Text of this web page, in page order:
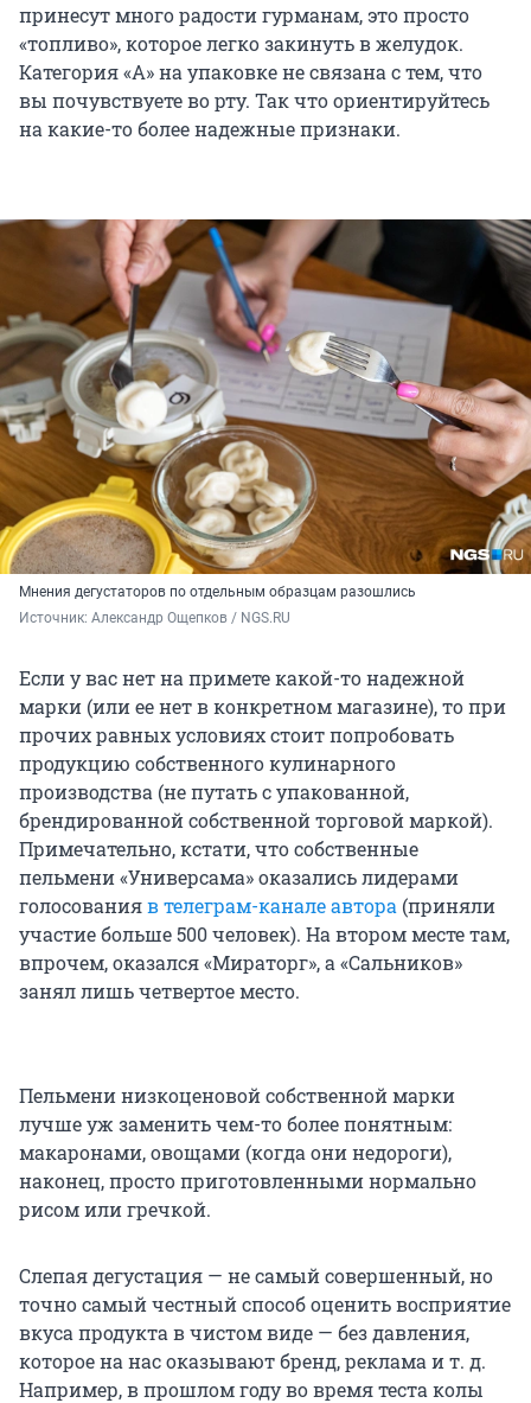
принесут много радости гурманам, это просто
«топливо», которое легко закинуть в желудок.
Категория «А» на упаковке не связана с тем, что
вы почувствуете во рту. Так что ориентируйтесь
на какие-то более надежные признаки.
Мнения дегустаторов по отдельным образцам разошлись
Источник: Александр Ощепков / NGS.RU
Если у вас нет на примете какой-то надежной
марки (или ее нет в конкретном магазине), то при
прочих равных условиях стоит попробовать
продукцию собственного кулинарного
производства (не путать с упакованной,
брендированной собственной торговой маркой).
Примечательно, кстати, что собственные
пельмени «Универсама» оказались лидерами
голосованияв телеграм-канале автора (приняли
участие больше 500 человек). На втором месте там,
впрочем, оказался «Мираторг», а «Сальников»
занял лишь четвертое место.
Пельмени низкоценовой собственной марки
лучше уж заменить чем-то более понятным:
макаронами, овощами (когда они недороги),
наконец, просто приготовленными нормально
рисом или гречкой.
Слепая дегустация — не самый совершенный, но
точно самый честный способ оценить восприятие
вкуса продукта в чистом виде — без давления,
которое на нас оказывают бренд, реклама и т. д.
Например, в прошлом году во время теста колы